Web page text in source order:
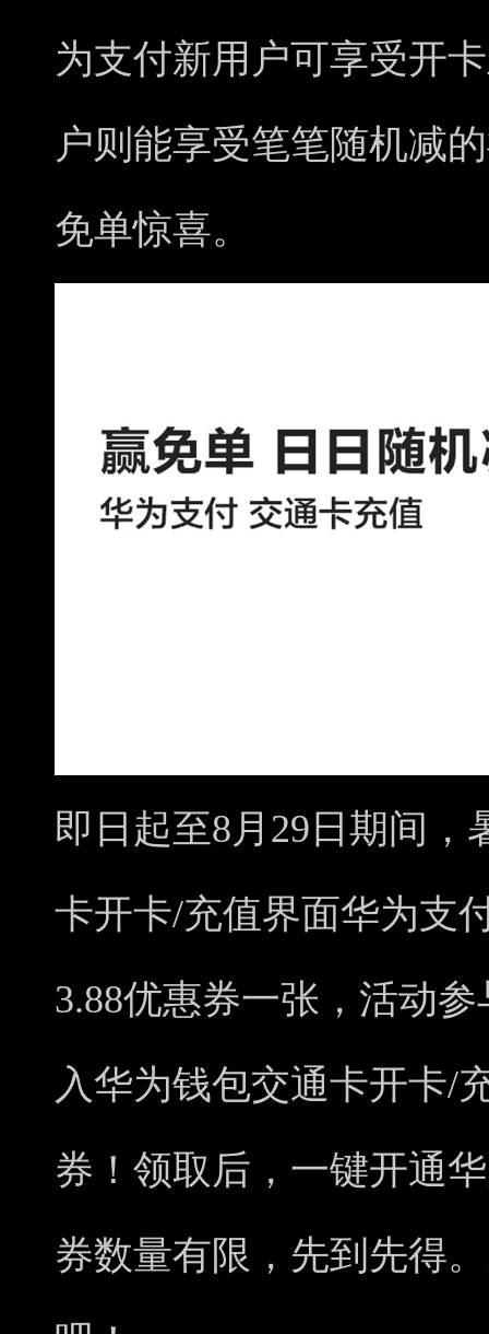
为支付新用户可享受开
户则能享受笔笔随机减
免单惊喜。
即日起至8月29日期间
卡开卡/充值界面华为支
3.88优惠券一张，活动
入华为钱包交通卡开卡/
券！领取后，一键开通
券数量有限，先到先得